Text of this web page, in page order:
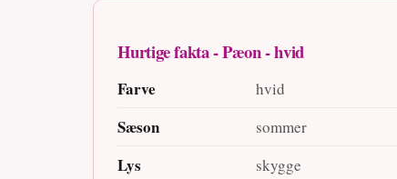
Hurtige fakta - Pæon - hvid
Farve hvid
Sæson sommer
Lys skygge